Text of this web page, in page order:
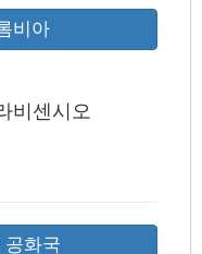
비아
비센시오
화국